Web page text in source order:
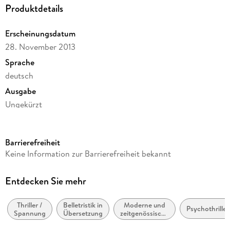
Produktdetails
Erscheinungsdatum
28. November 2013
Sprache
deutsch
Ausgabe
Ungekürzt
Reihe
Autor/Autorin
Übersetzung
Hannes Thiess
Barrierefreiheit
Keine Information zur Barrierefreiheit bekannt
Entdecken Sie mehr
Thriller /
Spannung
Belletristik in
Übersetzung
Moderne und
zeitgenössische
Belletristik:
Psychothriller